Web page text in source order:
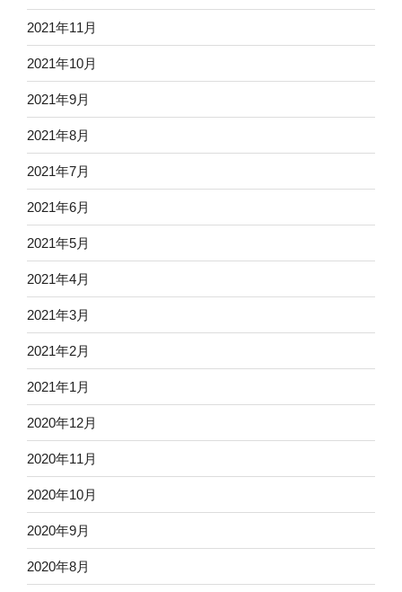
2021年11月
2021年10月
2021年9月
2021年8月
2021年7月
2021年6月
2021年5月
2021年4月
2021年3月
2021年2月
2021年1月
2020年12月
2020年11月
2020年10月
2020年9月
2020年8月